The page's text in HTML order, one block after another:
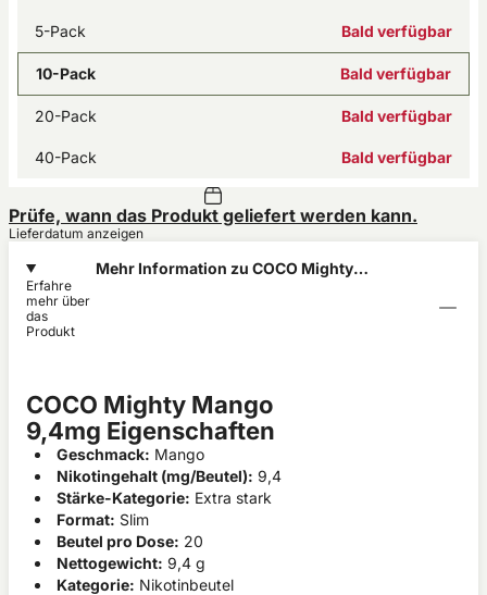
5-Pack Bald verfügbar
10-Pack Bald verfügbar
20-Pack Bald verfügbar
40-Pack Bald verfügbar
Prüfe, wann das Produkt geliefert werden kann.
Lieferdatum anzeigen
Mehr Information zu COCO Mighty
Erfahre
mehr über
das
Produkt
COCO Mighty Mango
9,4mg Eigenschaften
Geschmack: Mango
Nikotingehalt (mg/Beutel): 9,4
Stärke-Kategorie: Extra stark
Format: Slim
Beutel pro Dose: 20
Nettogewicht: 9,4 g
Kategorie: Nikotinbeutel